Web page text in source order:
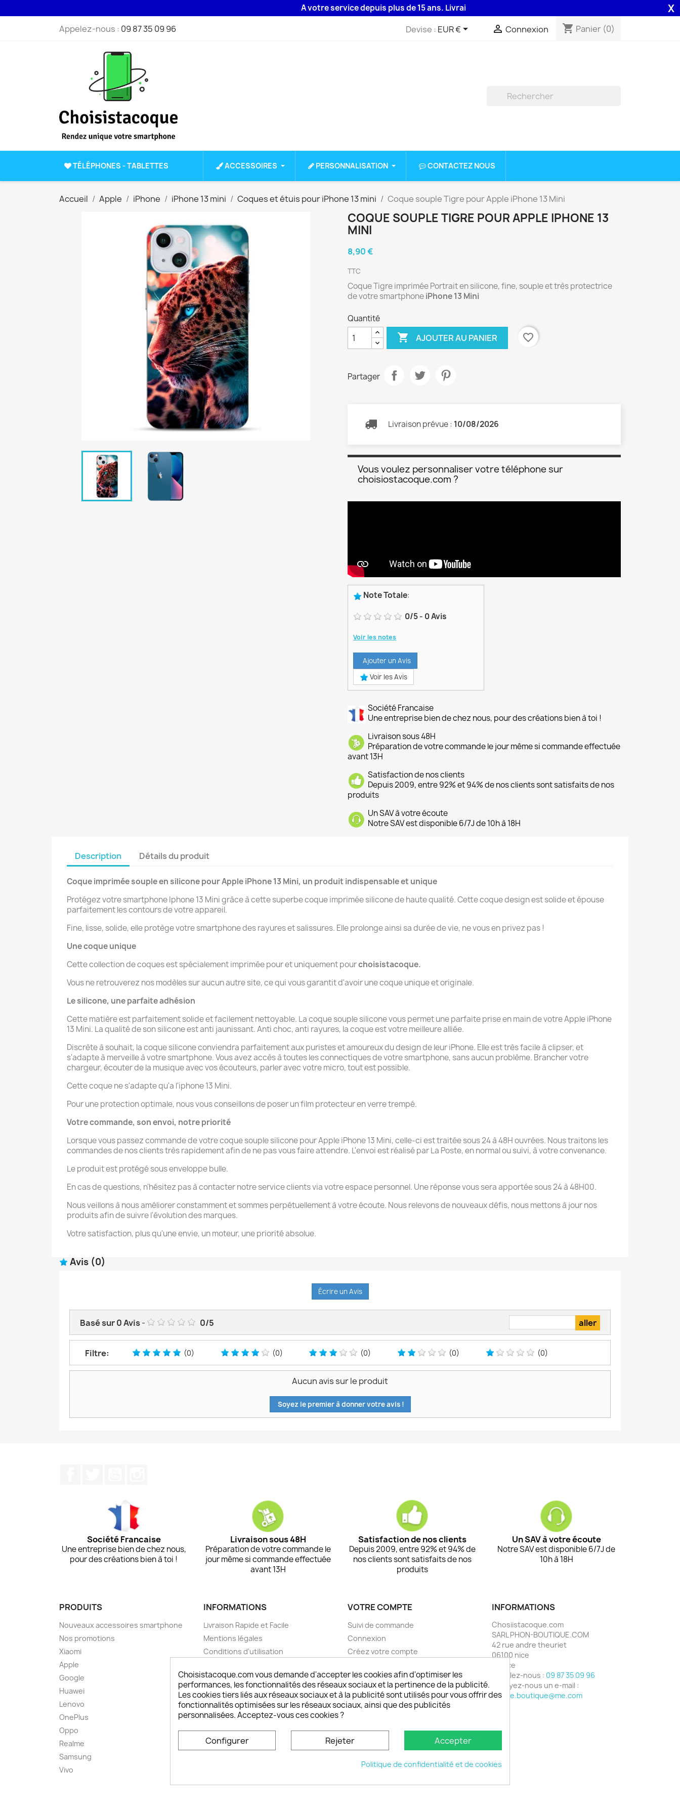
A votre service depuis plus de 15 ans. Livraison 48H assurée par la Poste . X
Appelez-nous : 09 87 35 09 96 Devise : EUR €  Connexion shopping_cart Panier (0)
TÉLÉPHONES - TABLETTES ACCESSOIRES PERSONNALISATION CONTACTEZ NOUS
Accueil Apple iPhone iPhone 13 mini Coques et étuis pour iPhone 13 mini Coque souple Tigre pour Apple iPhone 13 Mini
COQUE SOUPLE TIGRE POUR APPLE IPHONE 13
MINI
8,90 €
TTC
Coque Tigre imprimée Portrait en silicone, fine, souple et très protectrice
de votre smartphoneiPhone 13 Mini
Quantité
 AJOUTER AU PANIER favorite_border
Partager
Livraison prévue : 10/08/2026
Vous voulez personnaliser votre téléphone sur
choisiostacoque.com ?
Note Totale:
0/5- 0Avis
Voir les notes
Ajouter un Avis
Voir les Avis
Société Francaise
Une entreprise bien de chez nous, pour des créations bien à toi !
Livraison sous 48H
Préparation de votre commande le jour même si commande effectuée
avant 13H
Satisfaction de nos clients
Depuis 2009, entre 92% et 94% de nos clients sont satisfaits de nos
produits
Un SAV à votre écoute
Notre SAV est disponible 6/7J de 10h à 18H
Description Détails du produit
Coque imprimée souple en silicone pour Apple iPhone 13 Mini, un produit indispensable et unique
Protégez votre smartphone Iphone 13 Mini grâce à cette superbe coque imprimée silicone de haute qualité. Cette coque design est solide et épouse
parfaitement les contours de votre appareil.
Fine, lisse, solide, elle protège votre smartphone des rayures et salissures. Elle prolonge ainsi sa durée de vie, ne vous en privez pas !
Une coque unique
Cette collection de coques est spécialement imprimée pour et uniquement pourchoisistacoque.
Vous ne retrouverez nos modèles sur aucun autre site, ce qui vous garantit d'avoir une coque unique et originale.
Le silicone, une parfaite adhésion
Cette matière est parfaitement solide et facilement nettoyable. La coque souple silicone vous permet une parfaite prise en main de votre Apple iPhone
13 Mini. La qualité de son silicone est anti jaunissant. Anti choc, anti rayures, la coque est votre meilleure alliée.
Discrète à souhait, la coque silicone conviendra parfaitement aux puristes et amoureux du design de leur iPhone. Elle est très facile à clipser, et
s'adapte à merveille à votre smartphone. Vous avez accès à toutes les connectiques de votre smartphone, sans aucun problème. Brancher votre
chargeur, écouter de la musique avec vos écouteurs, parler avec votre micro, tout est possible.
Cette coque ne s'adapte qu'a l'iphone 13 Mini.
Pour une protection optimale, nous vous conseillons de poser un film protecteur en verre trempé.
Votre commande, son envoi, notre priorité
Lorsque vous passez commande de votre coque souple silicone pour Apple iPhone 13 Mini, celle-ci est traitée sous 24 à 48H ouvrées. Nous traitons les
commandes de nos clients très rapidement afin de ne pas vous faire attendre. L'envoi est réalisé par La Poste, en normal ou suivi, à votre convenance.
Le produit est protégé sous enveloppe bulle.
En cas de questions, n'hésitez pas à contacter notre service clients via votre espace personnel. Une réponse vous sera apportée sous 24 à 48H00.
Nous veillons à nous améliorer constamment et sommes perpétuellement à votre écoute. Nous relevons de nouveaux défis, nous mettons à jour nos
produits afin de suivre l'évolution des marques.
Votre satisfaction, plus qu'une envie, un moteur, une priorité absolue.
Avis (0)
Écrire un Avis
Basé sur0Avis- 0/5
Filtre: (0) (0) (0) (0) (0)
Aucun avis sur le produit
Soyez le premier à donner votre avis !
Société Francaise
Une entreprise bien de chez nous,
pour des créations bien à toi !
Livraison sous 48H
Préparation de votre commande le
jour même si commande effectuée
avant 13H
Satisfaction de nos clients
Depuis 2009, entre 92% et 94% de
nos clients sont satisfaits de nos
produits
Un SAV à votre écoute
Notre SAV est disponible 6/7J de
10h à 18H
PRODUITS
Nouveaux accessoires smartphone
Nos promotions
Xiaomi
Apple
Google
Huawei
Lenovo
OnePlus
Oppo
Realme
Samsung
Vivo
INFORMATIONS
Livraison Rapide et Facile
Mentions légales
Conditions d'utilisation
Paiement sécurisé choisistacoque
Retours et remboursements
Livraison DOM TOM et outremer
FAQ choisistacoque
Comment personnaliser son
smartphone
VOTRE COMPTE
Suivi de commande
Connexion
Créez votre compte
INFORMATIONS
Chosiistacoque.com
SARL PHON-BOUTIQUE.COM
42 rue andre theuriet
06100 nice
France
Appelez-nous : 09 87 35 09 96
Envoyez-nous un e-mail :
phone.boutique@me.com
© 2026 - choisistacoque.com
Choisistacoque.com vous demande d'accepter les cookies afin d'optimiser les
performances, les fonctionnalités des réseaux sociaux et la pertinence de la publicité.
Les cookies tiers liés aux réseaux sociaux et à la publicité sont utilisés pour vous offrir des
fonctionnalités optimisées sur les réseaux sociaux, ainsi que des publicités
personnalisées. Acceptez-vous ces cookies ?
Configurer Rejeter Accepter
Politique de confidentialité et de cookies